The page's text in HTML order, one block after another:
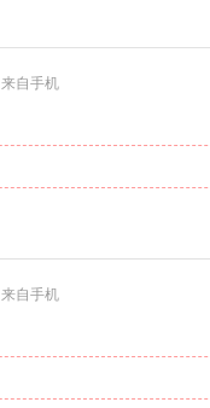
来自手机
来自手机